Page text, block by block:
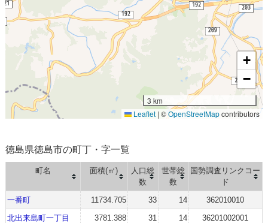
+
−
3 km
Leaflet | ©OpenStreetMapcontributors
徳島県徳島市の町丁・字一覧
町名 面積(㎡)
人口総
数
世帯総
数
国勢調査リンクコー
ド
一番町
11734.705 33 14
362010010
北出来島町一丁目
3781.388 31 14
36201002001